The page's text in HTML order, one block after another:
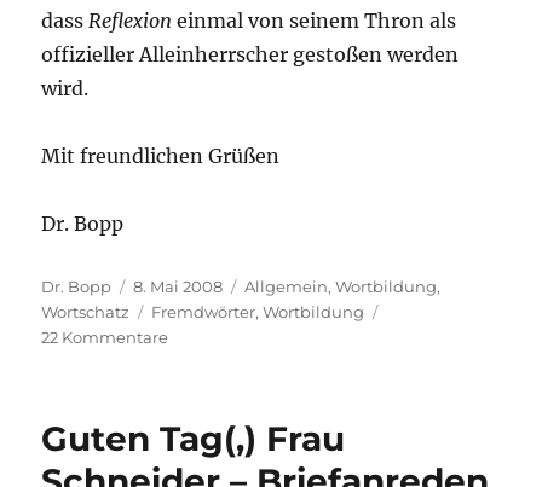
dass Reflexion einmal von seinem Thron als
offizieller Alleinherrscher gestoßen werden
wird.
Mit freundlichen Grüßen
Dr. Bopp
Autor
Dr. Bopp
Veröffentlicht
am
8. Mai 2008 Kategorien
Allgemein,Wortbildung,
Wortschatz
Schlagwörter
Fremdwörter,Wortbildung
22 Kommentarezu
Guten Tag(,) Frau